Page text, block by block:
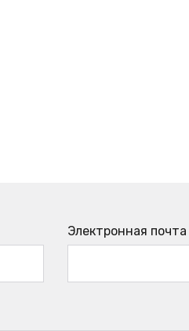
Электронная почта